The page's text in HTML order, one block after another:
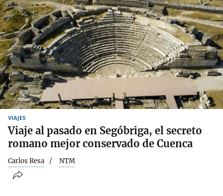
VIAJES
Viaje al pasado en Segóbriga, el secreto
romano mejor conservado de Cuenca
Carlos Resa NTM